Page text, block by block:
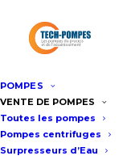
POMPES
VENTE DE POMPES
Toutes les pompes
Pompes centrifuges
Surpresseurs d’Eau
Accueil /Surpresseur
automatique GHV